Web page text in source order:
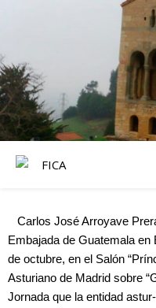
Carlos José Arroyave
Embajada de Guatemala
de octubre, en el Salón
Asturiano de Madrid sobre
Jornada que la entidad